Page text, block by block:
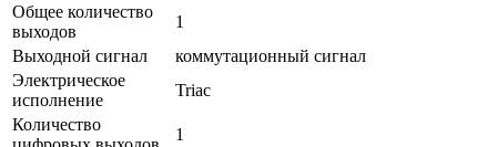
Общее количество
выходов
1
Выходной сигнал
коммутационный сигнал
Электрическое
исполнение
Triac
Количество
1